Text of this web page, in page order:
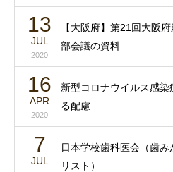
13
JUL
2020
【大阪府】第21回大阪
部会議の資料…
16
APR
2020
新型コロナウイルス感
る配慮
7
JUL
日本学校歯科医会（歯
リスト）